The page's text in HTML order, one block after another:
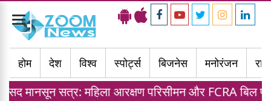
Toggle
navigation
होम
देश विश्व स्पोर्ट्स बिजनेस मनोरंजन
आरक्षण परिसीमन और FCRA बिल पर सस्पेंस बरकरार